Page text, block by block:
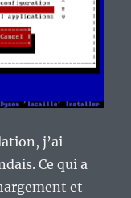
j’ai
Ce qui a
et